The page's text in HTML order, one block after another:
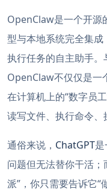
OpenClaw是一个开源
型与本地系统完全集
执行任务的自主助手。
OpenClaw不仅仅是
在计算机上的“数字员
读写文件、执行命令、
通俗来说， ChatGPT
问题但无法替你干活
派”，你只需要告诉它“